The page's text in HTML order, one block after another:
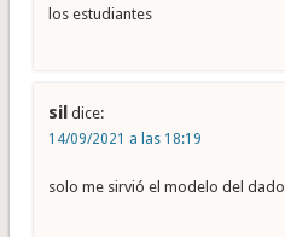
los estudiantes
sil dice:
14/09/2021 a las 18:19
solo me sirvió el modelo del dado